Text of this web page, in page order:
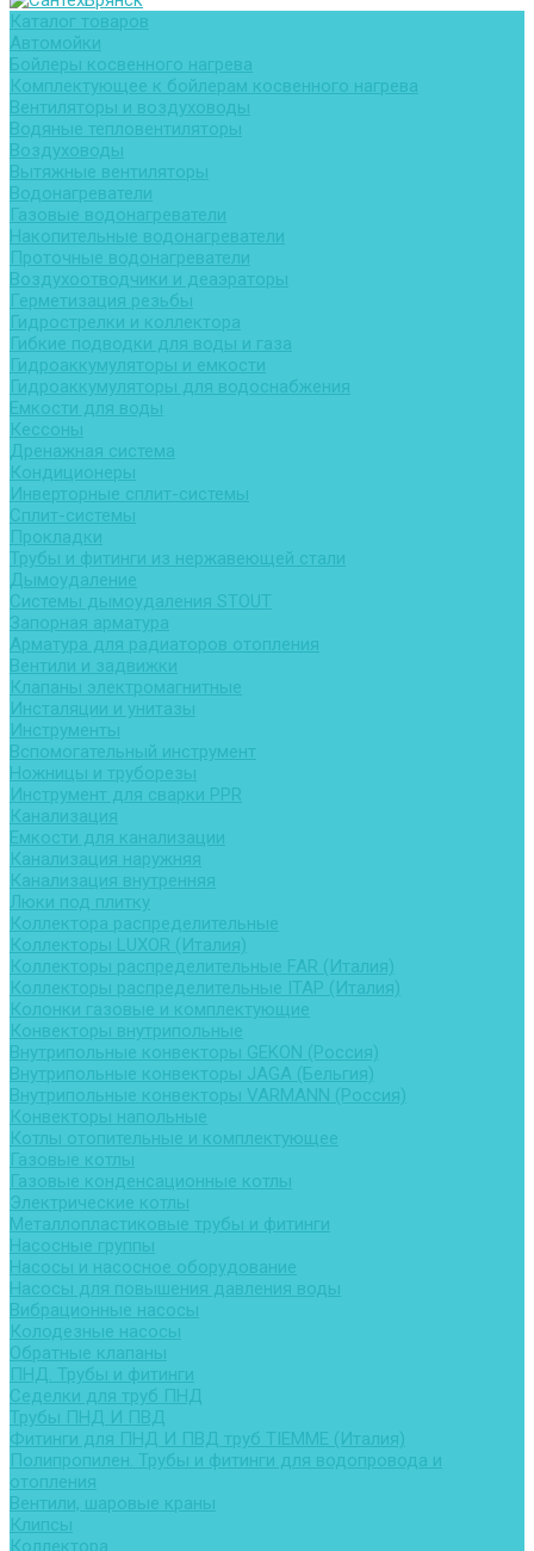
Каталог товаров
Автомойки
Бойлеры косвенного нагрева
Комплектующее к бойлерам косвенного нагрева
Вентиляторы и воздуховоды
Водяные тепловентиляторы
Воздуховоды
Вытяжные вентиляторы
Водонагреватели
Газовые водонагреватели
Накопительные водонагреватели
Проточные водонагреватели
Воздухоотводчики и деаэраторы
Герметизация резьбы
Гидрострелки и коллектора
Гибкие подводки для воды и газа
Гидроаккумуляторы и емкости
Гидроаккумуляторы для водоснабжения
Емкости для воды
Кессоны
Дренажная система
Кондиционеры
Инверторные сплит-системы
Сплит-системы
Прокладки
Трубы и фитинги из нержавеющей стали
Дымоудаление
Системы дымоудаления STOUT
Запорная арматура
Арматура для радиаторов отопления
Вентили и задвижки
Клапаны электромагнитные
Инсталяции и унитазы
Инструменты
Вспомогательный инструмент
Ножницы и труборезы
Инструмент для сварки PPR
Канализация
Емкости для канализации
Канализация наружняя
Канализация внутренняя
Люки под плитку
Коллектора распределительные
Коллекторы LUXOR (Италия)
Коллекторы распределительные FAR (Италия)
Коллекторы распределительные ITAP (Италия)
Колонки газовые и комплектующие
Конвекторы внутрипольные
Внутрипольные конвекторы GEKON (Россия)
Внутрипольные конвекторы JAGA (Бельгия)
Внутрипольные конвекторы VARMANN (Россия)
Конвекторы напольные
Котлы отопительные и комплектующее
Газовые котлы
Газовые конденсационные котлы
Электрические котлы
Металлопластиковые трубы и фитинги
Насосные группы
Насосы и насосное оборудование
Насосы для повышения давления воды
Вибрационные насосы
Колодезные насосы
Обратные клапаны
ПНД. Трубы и фитинги
Седелки для труб ПНД
Трубы ПНД И ПВД
Фитинги для ПНД И ПВД труб TIEMME (Италия)
Полипропилен. Трубы и фитинги для водопровода и
отопления
Вентили, шаровые краны
Клипсы
Коллектора